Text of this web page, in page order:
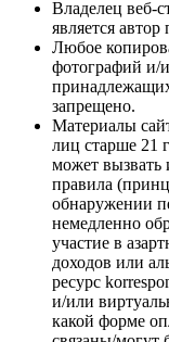
Владелец веб-
является
Любое
фотографий и/
запрещено.
Материалы
лиц старше 21
может вызвать
правила
обнаружении
немедленно
участие в
доходов или
ресурс
и/или
какой форме